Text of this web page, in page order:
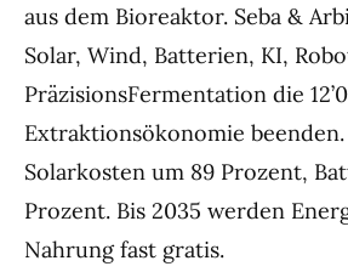
aus dem Bioreaktor. Seba &
Solar, Wind, Batterien, KI,
Präzisions­Fermentation die
Extraktionsökonomie
Solarkosten um 89 Prozent,
Prozent. Bis 2035 werden
Nahrung fast gratis.